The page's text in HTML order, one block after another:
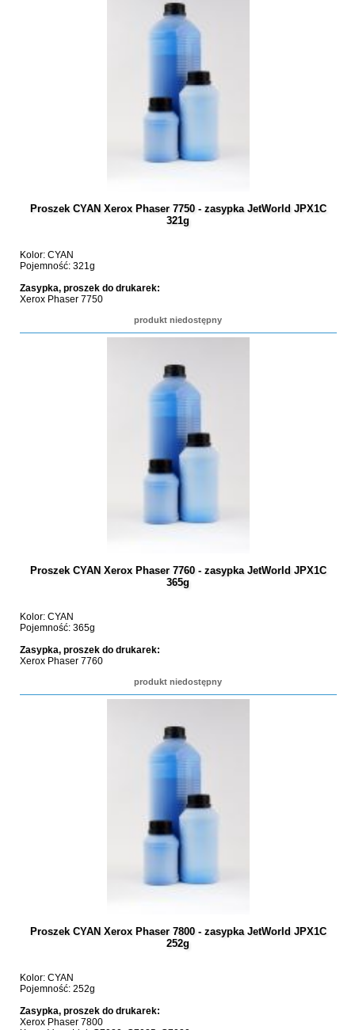
Proszek CYAN Xerox Phaser 7750 - zasypka JetWorld JPX1C
321g
Kolor: CYAN
Pojemność: 321g
Zasypka, proszek do drukarek:
Xerox Phaser 7750
produkt niedostępny
Proszek CYAN Xerox Phaser 7760 - zasypka JetWorld JPX1C
365g
Kolor: CYAN
Pojemność: 365g
Zasypka, proszek do drukarek:
Xerox Phaser 7760
produkt niedostępny
Proszek CYAN Xerox Phaser 7800 - zasypka JetWorld JPX1C
252g
Kolor: CYAN
Pojemność: 252g
Zasypka, proszek do drukarek:
Xerox Phaser 7800